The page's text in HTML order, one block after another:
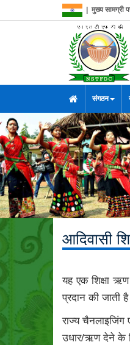
मुख्य सामग्री
संगठन
आदिवासी
यह एक शिक्षा
प्रदान की जाती
राज्य चैनलाइजिंग
उधार/ऋण देने के